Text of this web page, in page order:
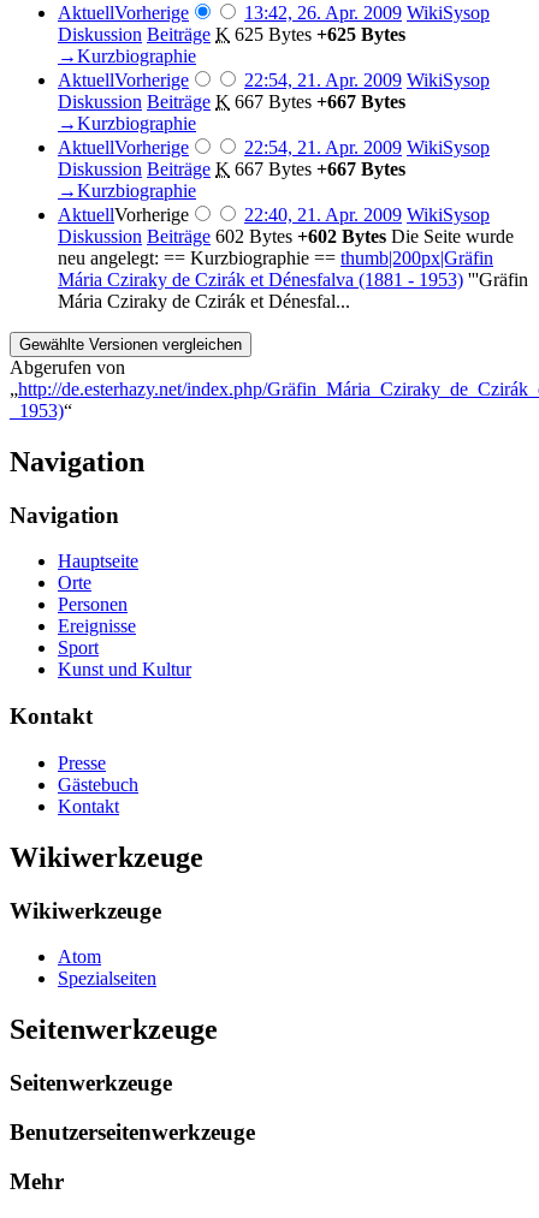
AktuellVorherige 13:42, 26. Apr. 2009 WikiSysop
Diskussion Beiträge K 625 Bytes +625 Bytes
→‎Kurzbiographie
AktuellVorherige 22:54, 21. Apr. 2009 WikiSysop
Diskussion Beiträge K 667 Bytes +667 Bytes
→‎Kurzbiographie
AktuellVorherige 22:54, 21. Apr. 2009 WikiSysop
Diskussion Beiträge K 667 Bytes +667 Bytes
→‎Kurzbiographie
AktuellVorherige 22:40, 21. Apr. 2009 WikiSysop
Diskussion Beiträge 602 Bytes +602 Bytes Die Seite wurde
neu angelegt: == Kurzbiographie == thumb|200px|Gräfin
Mária Cziraky de Czirák et Dénesfalva (1881 - 1953) '''Gräfin
Mária Cziraky de Czirák et Dénesfal...
Abgerufen von
„http://de.esterhazy.net/index.php/
_1953)“
Navigation
Navigation
Hauptseite
Orte
Personen
Ereignisse
Sport
Kunst und Kultur
Kontakt
Presse
Gästebuch
Kontakt
Wikiwerkzeuge
Wikiwerkzeuge
Atom
Spezialseiten
Seitenwerkzeuge
Seitenwerkzeuge
Benutzerseitenwerkzeuge
Mehr